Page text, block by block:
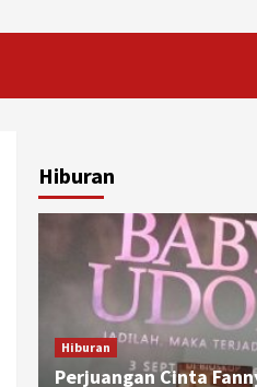
Hiburan
Hiburan
Perjuangan Cinta